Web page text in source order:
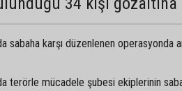
sabaha karşı düzenlenen operasyonda
terörle mücadele şubesi ekiplerinin